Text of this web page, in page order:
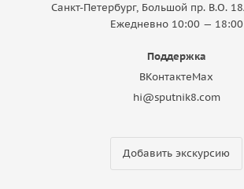
Санкт-Петербург, Большой пр. В.О.
Ежедневно 10:00 — 18:00
Поддержка
ВКонтактеMax
hi@sputnik8.com
Добавить экскурсию